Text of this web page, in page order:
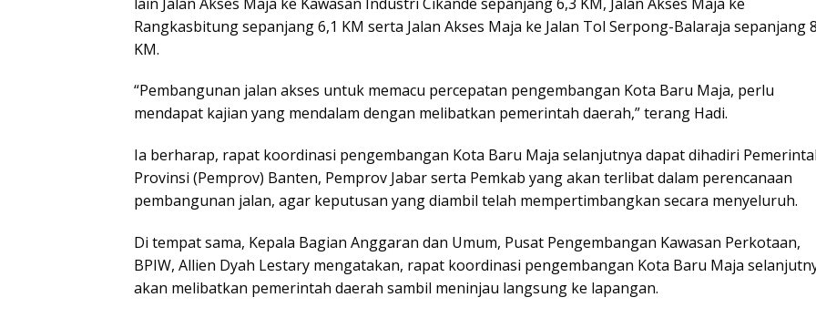
Rangkasbitung sepanjang 6,1 KM serta Jalan Akses Maja ke Jalan Tol Serpong-Balaraja sepanjang
KM.
“Pembangunan jalan akses untuk memacu percepatan pengembangan Kota Baru Maja, perlu
mendapat kajian yang mendalam dengan melibatkan pemerintah daerah,” terang Hadi.
Ia berharap, rapat koordinasi pengembangan Kota Baru Maja selanjutnya dapat dihadiri
Provinsi (Pemprov) Banten, Pemprov Jabar serta Pemkab yang akan terlibat dalam perencanaan
pembangunan jalan, agar keputusan yang diambil telah mempertimbangkan secara menyeluruh.
Di tempat sama, Kepala Bagian Anggaran dan Umum, Pusat Pengembangan Kawasan Perkotaan,
BPIW, Allien Dyah Lestary mengatakan, rapat koordinasi pengembangan Kota Baru Maja
akan melibatkan pemerintah daerah sambil meninjau langsung ke lapangan.